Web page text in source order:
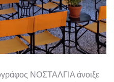
ΝΟΣΤΑΛΓΙΑ άνοιξε